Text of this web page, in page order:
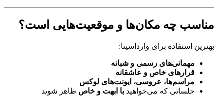
مناسب چه مکان‌ها و موقعیت‌هایی است؟
بهترین استفاده برای وارداسینا:
مهمانی‌های رسمی و شبانه
قرارهای خاص و عاشقانه
مراسم‌ها، عروسی، ایونت‌های لوکس
جلساتی که می‌خواهید با ابهت و خاص ظاهر شوید